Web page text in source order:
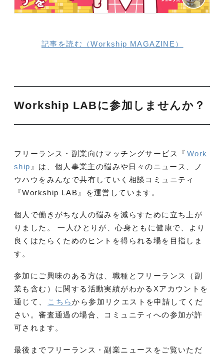
記事を読む（Workship MAGAZINE）
Workship LABに参加しませんか？
フリーランス・副業向けマッチングサービス『 Work
ship 』は、個人事業主の悩みや日々のニュース、ノ
ウハウをみんなで共有していく相談コミュニティ
『Workship LAB』を運営しています。
個人で働きがちな人の悩みを減らすために立ち上が
りました。 一人ひとりが、心身ともに健康で、より
良くはたらくためのヒントを得られる場を目指しま
す。
参加にご興味のある方は、職種とフリーランス（副
業も含む）に関する活動実績がわかるXアカウントを
通じて、
こちらから参加リクエストを申請してくだ
さい。審査通過の場合、コミュニティへの参加が許
可されます。
最後までフリーランス・副業ニュースをご覧いただ